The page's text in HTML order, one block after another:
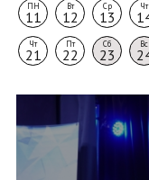
ПН
11
Вт
12
Ср
13
Чт
Чт
21
Пт
22
Сб
23
Вс